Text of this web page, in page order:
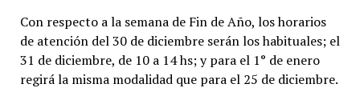
Con respecto a la semana de Fin de Año, los horarios
de atención del 30 de diciembre serán los habituales; el
31 de diciembre, de 10 a 14 hs; y para el 1° de enero
regirá la misma modalidad que para el 25 de diciembre.